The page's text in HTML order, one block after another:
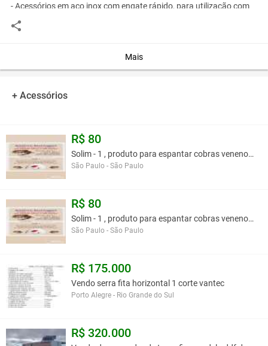
- Acessórios em aço inox com engate rápido, para utilização com
tubulações de alumínio.
este anúncio é contra a política de Agroads?
Mais
+ Acessórios
R$ 80
Solim - 1 , produto para espantar cobras venenosa
São Paulo - São Paulo
R$ 80
Solim - 1 , produto para espantar cobras venenosa
São Paulo - São Paulo
R$ 175.000
Vendo serra fita horizontal 1 corte vantec
Porto Alegre - Rio Grande do Sul
R$ 320.000